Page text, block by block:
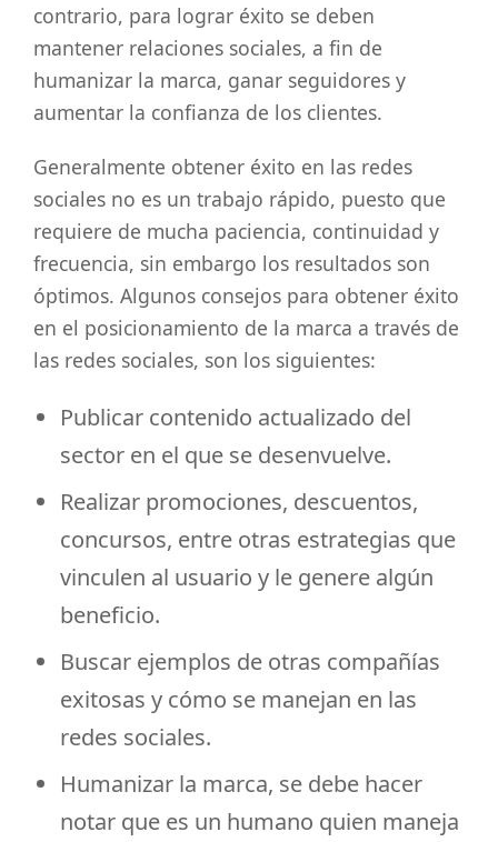
contrario, para lograr éxito se deben
mantener relaciones sociales, a fin de
humanizar la marca, ganar seguidores y
aumentar la confianza de los clientes.
Generalmente obtener éxito en las redes
sociales no es un trabajo rápido, puesto que
requiere de mucha paciencia, continuidad y
frecuencia, sin embargo los resultados son
óptimos. Algunos consejos para obtener éxito
en el posicionamiento de la marca a través de
las redes sociales, son los siguientes:
Publicar contenido actualizado del
sector en el que se desenvuelve.
Realizar promociones, descuentos,
concursos, entre otras estrategias que
vinculen al usuario y le genere algún
beneficio.
Buscar ejemplos de otras compañías
exitosas y cómo se manejan en las
redes sociales.
Humanizar la marca, se debe hacer
notar que es un humano quien maneja